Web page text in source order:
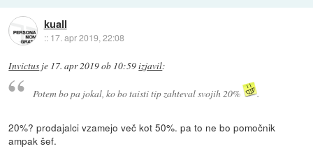
kuall
:: 17. apr 2019, 22:08
Invictus je 17. apr 2019 ob 10:59izjavil:
Potem bo pa jokal, ko bo taisti tip zahteval svojih 20% .
20%? prodajalci vzamejo več kot 50%. pa to ne bo pomočnik
ampak šef.